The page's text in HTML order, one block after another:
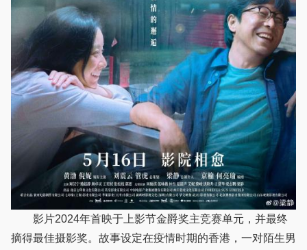
影片2024年首映于上影节金爵奖主竞赛单元，并最终
摘得最佳摄影奖。故事设定在疫情时期的香港，一对陌生男